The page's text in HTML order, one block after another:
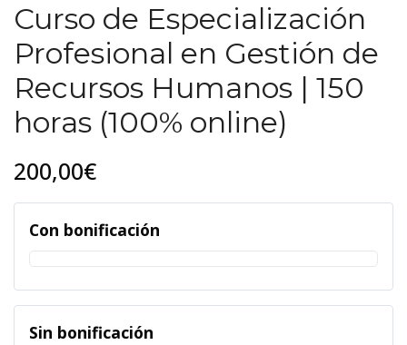
Curso de Especialización
Profesional en Gestión de
Recursos Humanos | 150
horas (100% online)
200,00€
Con bonificación
Sin bonificación